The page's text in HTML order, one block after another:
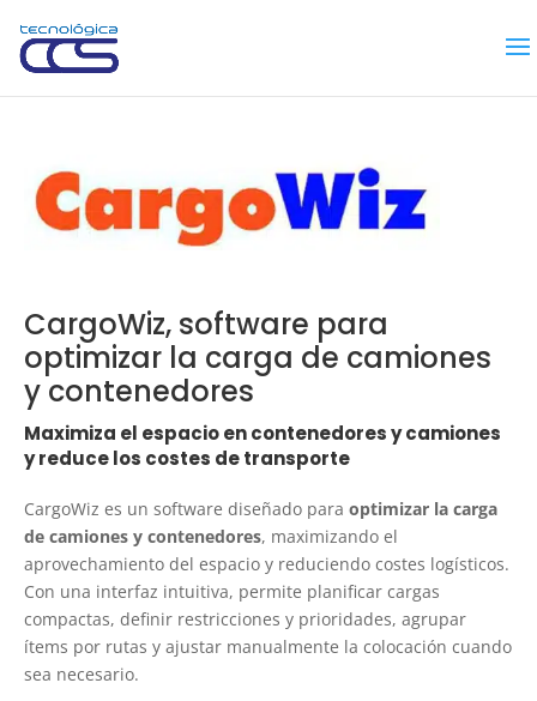
CargoWiz, software para
optimizar la carga de camiones
y contenedores
Maximiza el espacio en contenedores y camiones
y reduce los costes de transporte
CargoWiz es un software diseñado para optimizar la carga
de camiones y contenedores, maximizando el
aprovechamiento del espacio y reduciendo costes logísticos.
Con una interfaz intuitiva, permite planificar cargas
compactas, definir restricciones y prioridades, agrupar
ítems por rutas y ajustar manualmente la colocación cuando
sea necesario.